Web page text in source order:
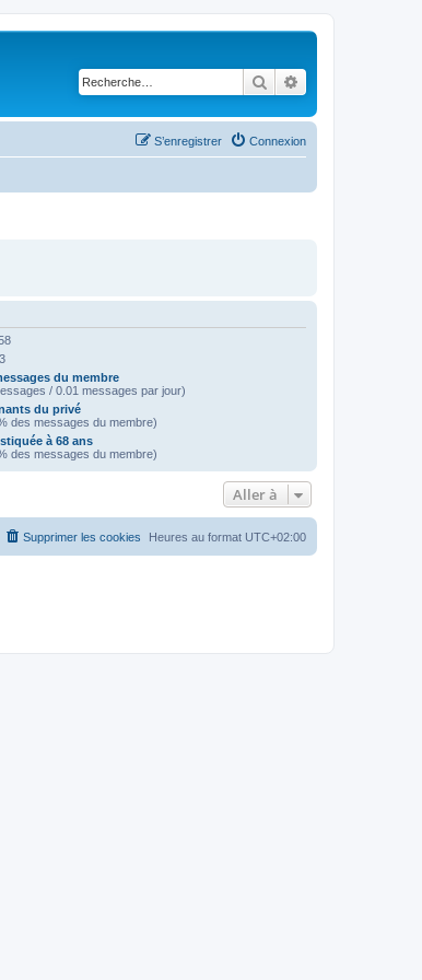
Rechercher
Connexion
S’enregistrer
du membre
/ 0.01 messages par jour)
du privé
des messages du membre)
à 68 ans
des messages du membre)
Aller à
Heures au format UTC+02:00
Supprimer les cookies